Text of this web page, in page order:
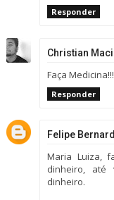
Responder
Christian
Faça
Responder
Felipe
Maria Luiza,
dinheiro, até
dinheiro.